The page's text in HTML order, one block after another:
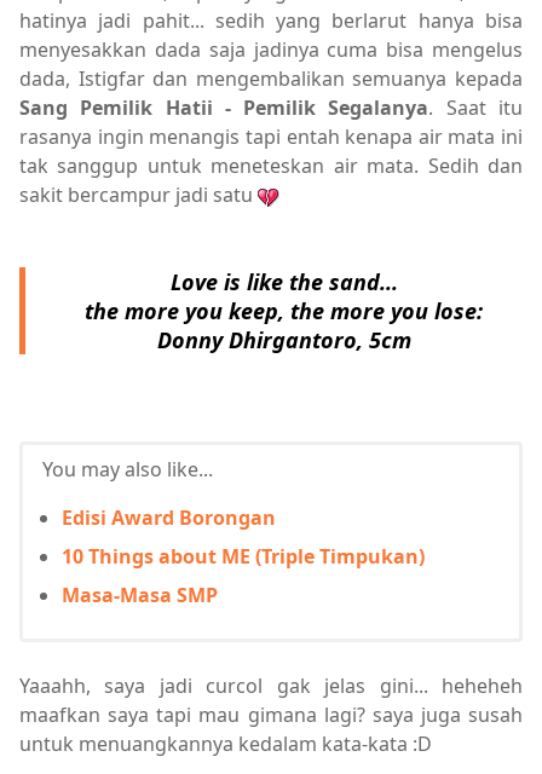
hatinya jadi pahit... sedih yang berlarut hanya bisa
menyesakkan dada saja jadinya cuma bisa mengelus
dada, Istigfar dan mengembalikan semuanya kepada
Sang Pemilik Hatii - Pemilik Segalanya. Saat itu
rasanya ingin menangis tapi entah kenapa air mata ini
tak sanggup untuk meneteskan air mata. Sedih dan
sakit bercampur jadi satu
Love is like the sand...
the more you keep, the more you lose:
Donny Dhirgantoro, 5cm
You may also like...
Edisi Award Borongan
10 Things about ME (Triple Timpukan)
Masa-Masa SMP
Yaaahh, saya jadi curcol gak jelas gini... heheheh
maafkan saya tapi mau gimana lagi? saya juga susah
untuk menuangkannya kedalam kata-kata :D